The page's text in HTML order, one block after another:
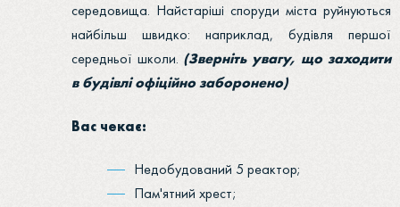
середовища. Найстаріші споруди міста руйнуються
найбільш швидко: наприклад, будівля першої
середньої школи. (Зверніть увагу, що заходити
в будівлі офіційно заборонено)
Вас чекає:
Недобудований 5 реактор;
Пам'ятний хрест;